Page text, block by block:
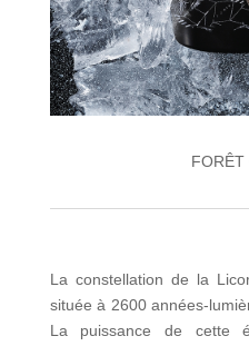
FORÊT
La constellation de la
située à 2600 années-
La puissance de cette